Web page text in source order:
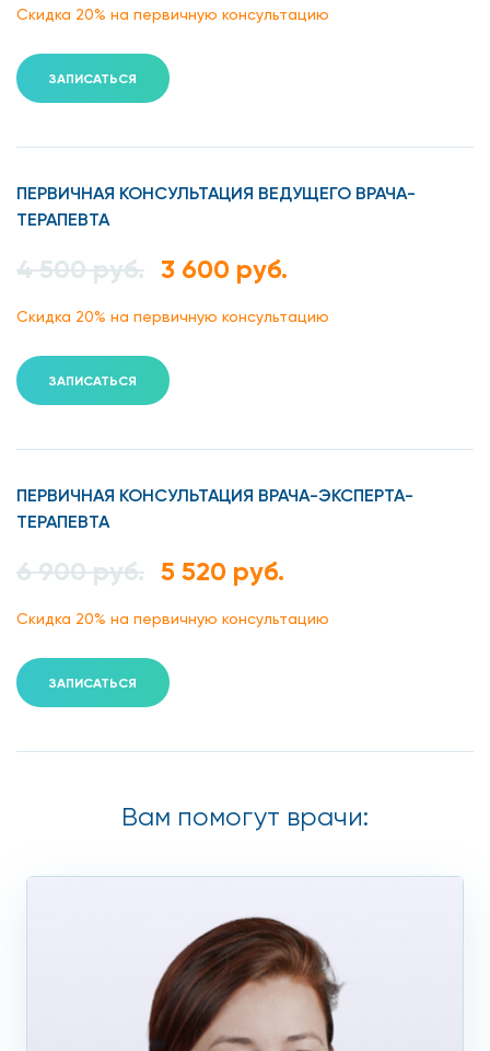
Скидка 20% на первичную консультацию
ЗАПИСАТЬСЯ
ПЕРВИЧНАЯ КОНСУЛЬТАЦИЯ ВЕДУЩЕГО ВРАЧА-
ТЕРАПЕВТА
4 500 руб. 3 600 руб.
Скидка 20% на первичную консультацию
ЗАПИСАТЬСЯ
ПЕРВИЧНАЯ КОНСУЛЬТАЦИЯ ВРАЧА-ЭКСПЕРТА-
ТЕРАПЕВТА
6 900 руб. 5 520 руб.
Скидка 20% на первичную консультацию
ЗАПИСАТЬСЯ
Вам помогут врачи: